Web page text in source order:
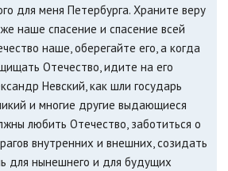
для меня Петербурга. Храните веру
наше спасение и спасение всей
наше, оберегайте его, а когда
Отечество, идите на его
Невский, как шли государь
и многие другие выдающиеся
любить Отечество, заботиться о
внутренних и внешних, созидать
для нынешнего и для будущих